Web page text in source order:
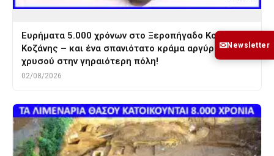
Ευρήματα 5.000 χρόνων στο Ξεροπήγαδο Κοιλάδας
Κοζάνης – και ένα σπανιότατο κράμα αργύρου-
χρυσού στην γηραιότερη πόλη!
02/08/2026
✉Newsletter